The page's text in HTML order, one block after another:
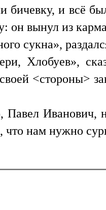
бичевку, и всё
он вынул из
сукна»,
Хлобуев»,
<стороны>
Павел Иванович,
что нам нужно